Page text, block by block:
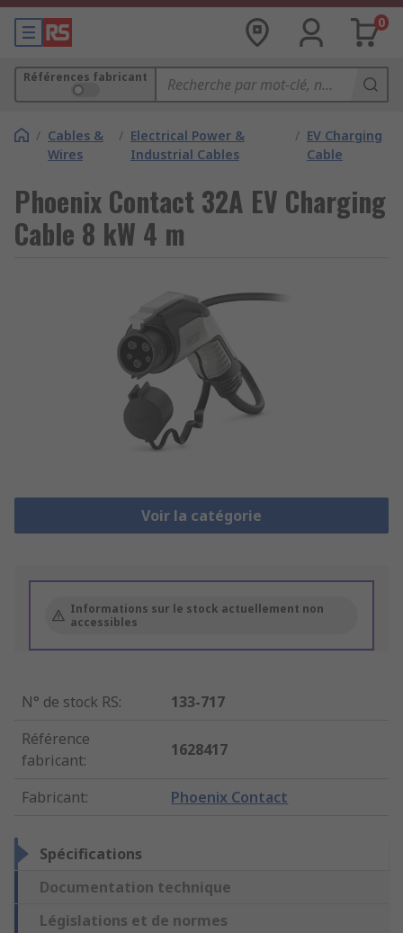
0
Références fabricant
/ Cables &
Wires
/ Electrical Power &
Industrial Cables
/ EV Charging
Cable
Phoenix Contact 32A EV Charging
Cable 8 kW 4 m
Voir la catégorie
Informations sur le stock actuellement non
accessibles
N° de stock RS:
133-717
Référence
fabricant:
1628417
Fabricant: Phoenix Contact
Spécifications
Documentation technique
Législations et de normes